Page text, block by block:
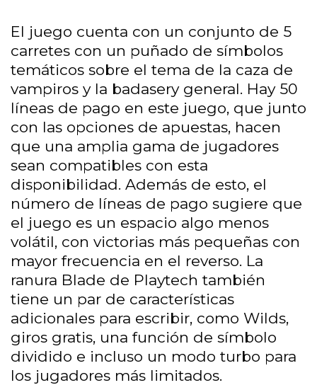
El juego cuenta con un conjunto de 5
carretes con un puñado de símbolos
temáticos sobre el tema de la caza de
vampiros y la badasery general. Hay 50
líneas de pago en este juego, que junto
con las opciones de apuestas, hacen
que una amplia gama de jugadores
sean compatibles con esta
disponibilidad. Además de esto, el
número de líneas de pago sugiere que
el juego es un espacio algo menos
volátil, con victorias más pequeñas con
mayor frecuencia en el reverso. La
ranura Blade de Playtech también
tiene un par de características
adicionales para escribir, como Wilds,
giros gratis, una función de símbolo
dividido e incluso un modo turbo para
los jugadores más limitados.